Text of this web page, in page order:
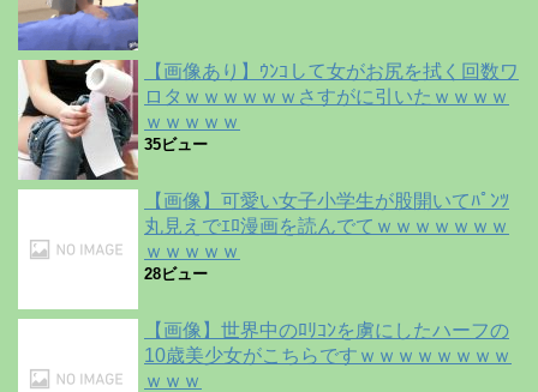
【画像あり】ｳﾝｺして女がお尻を拭く回数ワ
ロタｗｗｗｗｗｗさすがに引いたｗｗｗｗ
ｗｗｗｗｗ
35ビュー
【画像】可愛い女子小学生が股開いてﾊﾟﾝﾂ
丸見えでｴﾛ漫画を読んでてｗｗｗｗｗｗｗ
ｗｗｗｗｗ
28ビュー
【画像】世界中のﾛﾘｺﾝを虜にしたハーフの
10歳美少女がこちらですｗｗｗｗｗｗｗｗ
ｗｗｗ